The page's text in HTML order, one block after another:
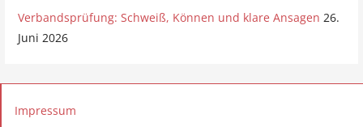
Verbandsprüfung: Schweiß, Können und klare Ansagen 26.
Juni 2026
Impressum